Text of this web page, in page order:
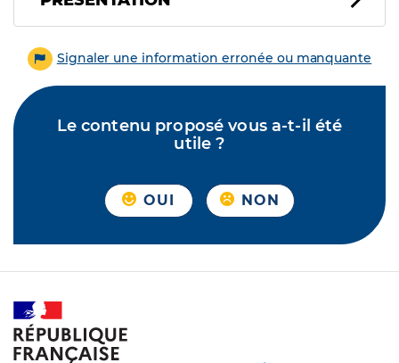
Signaler une information erronée ou manquante
Le contenu proposé vous a-t-il été
utile ?
OUI NON